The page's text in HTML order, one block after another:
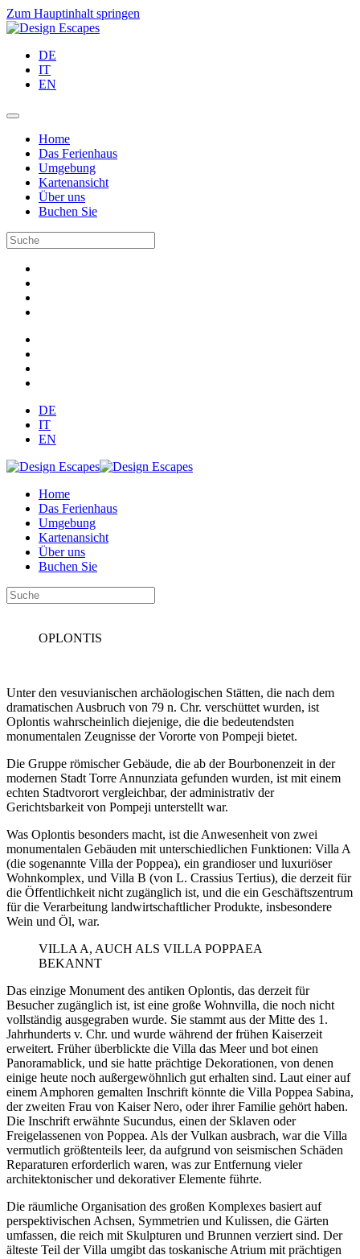
Zum Hauptinhalt springen
DE
IT
EN
Home
Das Ferienhaus
Umgebung
Kartenansicht
Über uns
Buchen Sie
DE
IT
EN
Home
Das Ferienhaus
Umgebung
Kartenansicht
Über uns
Buchen Sie
OPLONTIS
Unter den vesuvianischen archäologischen Stätten, die nach dem
dramatischen Ausbruch von 79 n. Chr. verschüttet wurden, ist
Oplontis wahrscheinlich diejenige, die die bedeutendsten
monumentalen Zeugnisse der Vororte von Pompeji bietet.
Die Gruppe römischer Gebäude, die ab der Bourbonenzeit in der
modernen Stadt Torre Annunziata gefunden wurden, ist mit einem
echten Stadtvorort vergleichbar, der administrativ der
Gerichtsbarkeit von Pompeji unterstellt war.
Was Oplontis besonders macht, ist die Anwesenheit von zwei
monumentalen Gebäuden mit unterschiedlichen Funktionen: Villa A
(die sogenannte Villa der Poppea), ein grandioser und luxuriöser
Wohnkomplex, und Villa B (von L. Crassius Tertius), die derzeit für
die Öffentlichkeit nicht zugänglich ist, und die ein Geschäftszentrum
für die Verarbeitung landwirtschaftlicher Produkte, insbesondere
Wein und Öl, war.
VILLA A, AUCH ALS VILLA POPPAEA
BEKANNT
Das einzige Monument des antiken Oplontis, das derzeit für
Besucher zugänglich ist, ist eine große Wohnvilla, die noch nicht
vollständig ausgegraben wurde. Sie stammt aus der Mitte des 1.
Jahrhunderts v. Chr. und wurde während der frühen Kaiserzeit
erweitert. Früher überblickte die Villa das Meer und bot einen
Panoramablick, und sie hatte prächtige Dekorationen, von denen
einige heute noch außergewöhnlich gut erhalten sind. Laut einer auf
einem Amphoren gemalten Inschrift könnte die Villa Poppea Sabina,
der zweiten Frau von Kaiser Nero, oder ihrer Familie gehört haben.
Die Inschrift erwähnte Sucundus, einen der Sklaven oder
Freigelassenen von Poppea. Als der Vulkan ausbrach, war die Villa
vermutlich größtenteils leer, da aufgrund von seismischen Schäden
Reparaturen erforderlich waren, was zur Entfernung vieler
architektonischer und dekorativer Elemente führte.
Die räumliche Organisation des großen Komplexes basiert auf
perspektivischen Achsen, Symmetrien und Kulissen, die Gärten
umfassen, die reich mit Skulpturen und Brunnen verziert sind. Der
älteste Teil der Villa umgibt das toskanische Atrium mit prächtigen